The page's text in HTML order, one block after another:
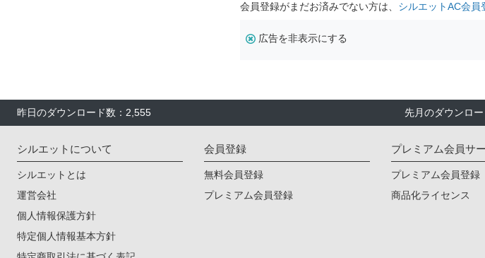
会員登録がまだお済みでない方は、 シルエットAC会員
広告を非表示にする
昨日のダウンロード数：2,555 先月のダウンロ
シルエットについて
シルエットとは
運営会社
個人情報保護方針
特定個人情報基本方針
会員登録
無料会員登録
プレミアム会員登録
プレミアム会員サ
プレミアム会員登録
商品化ライセンス